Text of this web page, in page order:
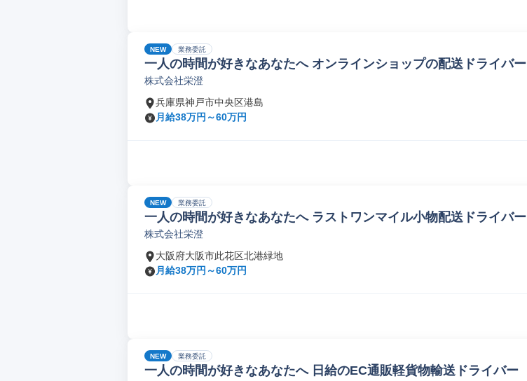
NEW 業務委託
一人の時間が好きなあなたへ オンラインショップの配送ドライバー
株式会社栄澄
兵庫県神戸市中央区港島
月給38万円～60万円
NEW 業務委託
一人の時間が好きなあなたへ ラストワンマイル小物配送ドライバー
株式会社栄澄
大阪府大阪市此花区北港緑地
月給38万円～60万円
NEW 業務委託
一人の時間が好きなあなたへ 日給のEC通販軽貨物輸送ドライバー